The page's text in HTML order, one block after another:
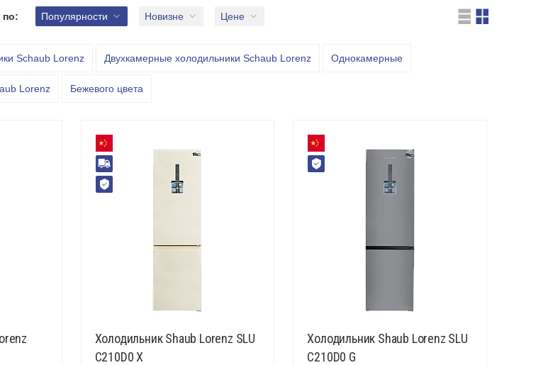
по: Популярности Новизне Цене
Schaub Lorenz Двухкамерные холодильники Schaub Lorenz Однокамерные
Lorenz Бежевого цвета
Холодильник Shaub Lorenz SLU
C210D0 X
Холодильник Shaub Lorenz SLU
C210D0 G